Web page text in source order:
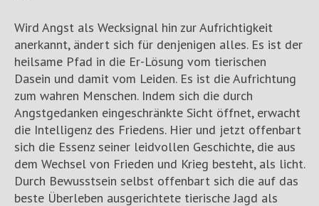
Wird Angst als Wecksignal hin zur Aufrichtigkeit
anerkannt, ändert sich für denjenigen alles. Es ist der
heilsame Pfad in die Er-Lösung vom tierischen
Dasein und damit vom Leiden. Es ist die Aufrichtung
zum wahren Menschen. Indem sich die durch
Angstgedanken eingeschränkte Sicht öffnet, erwacht
die Intelligenz des Friedens. Hier und jetzt offenbart
sich die Essenz seiner leidvollen Geschichte, die aus
dem Wechsel von Frieden und Krieg besteht, als licht.
Durch Bewusstsein selbst offenbart sich die auf das
beste Überleben ausgerichtete tierische Jagd als